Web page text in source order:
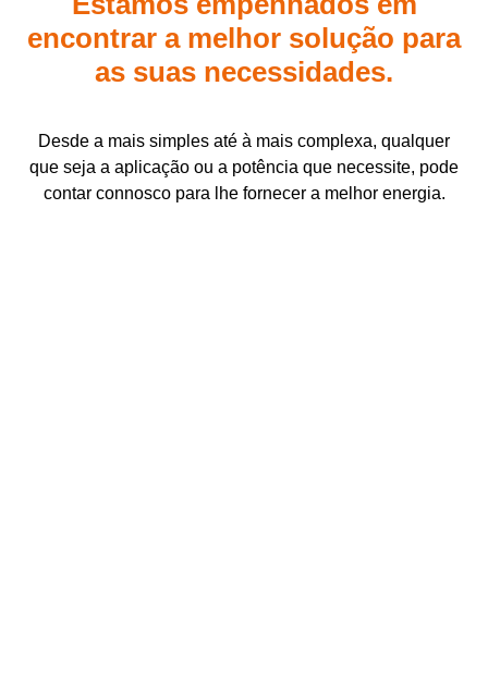
encontrar a melhor solução para
as suas necessidades.
Desde a mais simples até à mais complexa, qualquer
que seja a aplicação ou a potência que necessite, pode
contar connosco para lhe fornecer a melhor energia.